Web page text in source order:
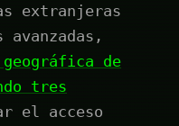
extranjeras
de
tres
el acceso